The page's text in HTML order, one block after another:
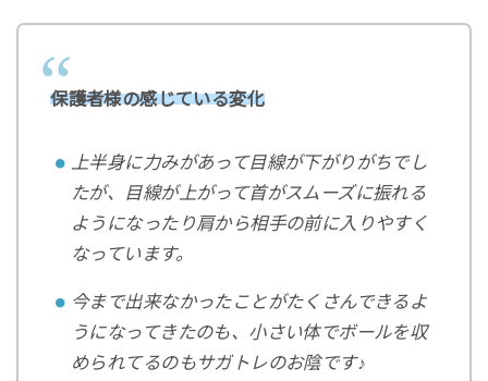
保護者様の感じている変化
上半身に力みがあって目線が下がりがちでし
たが、目線が上がって首がスムーズに振れる
ようになったり肩から相手の前に入りやすく
なっています。
今まで出来なかったことがたくさんできるよ
うになってきたのも、小さい体でボールを収
められてるのもサガトレのお陰です♪